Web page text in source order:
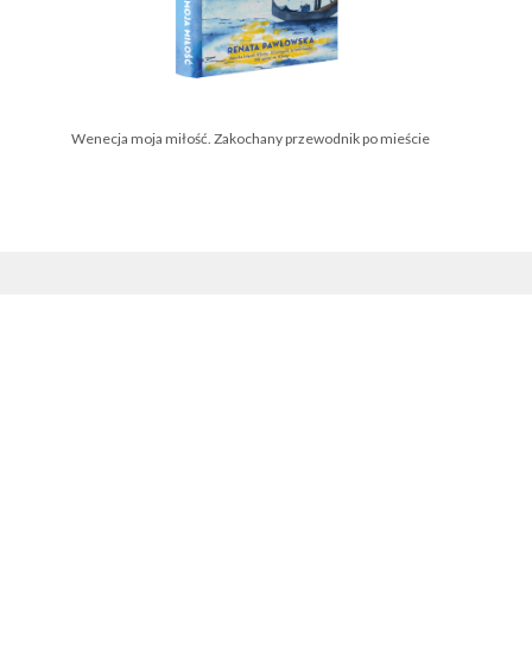
Wenecja moja miłość. Zakochany przewodnik po mieście